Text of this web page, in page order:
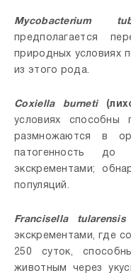
Mycobacterium
предполагается
природных условиях
из этого рода.
Coxiella burneti
условиях способны
размножаются в
патогенность
экскрементами;
популяций.
Francisella tularensis
экскрементами, где
250 суток,
животным через